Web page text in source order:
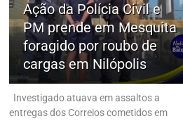
Ação da Polícia Civil e
PM prende em Mesquita
foragido por roubo de
cargas em Nilópolis
Investigado atuava em assaltos a
entregas dos Correios cometidos em